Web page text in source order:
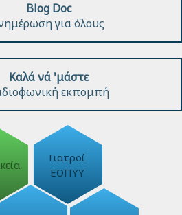
Blog Doc
για όλους
Καλά νά 'μάστε
εκπομπή
Γιατροί
ΕΟΠΥΥ